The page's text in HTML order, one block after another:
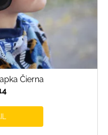
Čierna